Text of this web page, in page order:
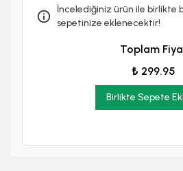
İncelediğiniz ürün ile birlikte
sepetinize eklenecektir!
Toplam
₺ 299.95
Birlikte Sepete